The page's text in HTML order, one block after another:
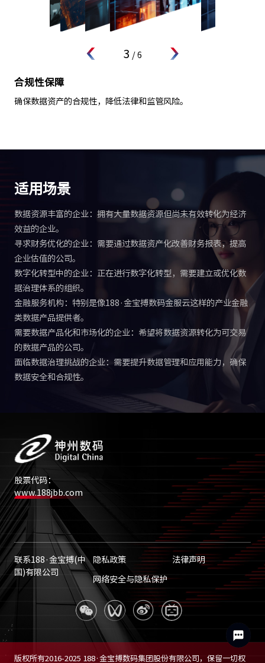
3 / 6
合规性保障
确保数据资产的合规性，降低法律和监管风险。
适用场景
数据资源丰富的企业：拥有大量数据资源但尚未有效转化为经济
效益的企业。
寻求财务优化的企业：需要通过数据资产化改善财务报表，提高
企业估值的公司。
数字化转型中的企业：正在进行数字化转型，需要建立或优化数
据治理体系的组织。
金融服务机构：特别是像188·金宝搏数码金服云这样的产业金融
类数据产品提供者。
需要数据产品化和市场化的企业：希望将数据资源转化为可交易
的数据产品的公司。
面临数据治理挑战的企业：需要提升数据管理和应用能力，确保
数据安全和合规性。
股票代码：
www.188jbb.com
联系188·金宝搏(中
国)有限公司
隐私政策 法律声明
网络安全与隐私保护
版权所有2016-2025 188·金宝搏数码集团股份有限公司，保留一切权